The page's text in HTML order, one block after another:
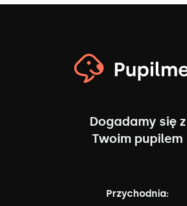
Dogadamy się z
Twoim pupilem
Przychodnia: